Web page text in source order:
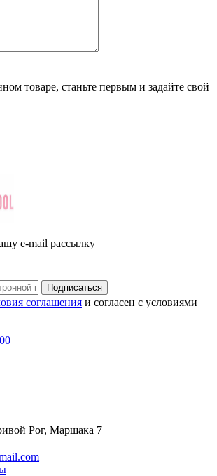
товаре, станьте первым и задайте свой
e-mail рассылку
Подписаться
соглашения и согласен с условиями
Рог, Маршака 7